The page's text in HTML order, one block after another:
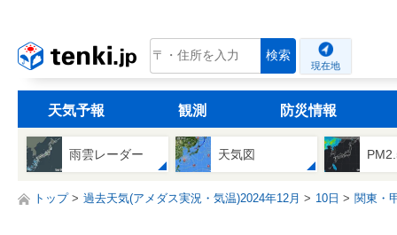
tenki.jp 検索
現在地
天気予報 観測 防災情報
雨雲レーダー 天気図
トップ 過去天気(アメダス実況・気温)2024年12月 10日 関東・